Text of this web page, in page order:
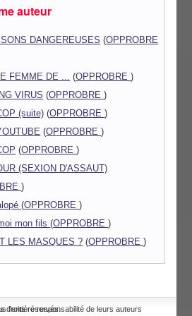
auteur
DANGEREUSES (OPPROBRE
FEMME DE ... (OPPROBRE)
VIRUS (OPPROBRE)
(suite) (OPPROBRE)
(OPPROBRE)
(OPPROBRE)
(SEXION D'ASSAUT)
)
(OPPROBRE)
mon fils(OPPROBRE)
LES MASQUES ? (OPPROBRE)
droits réservés.
l'entière responsabilité de leurs auteurs